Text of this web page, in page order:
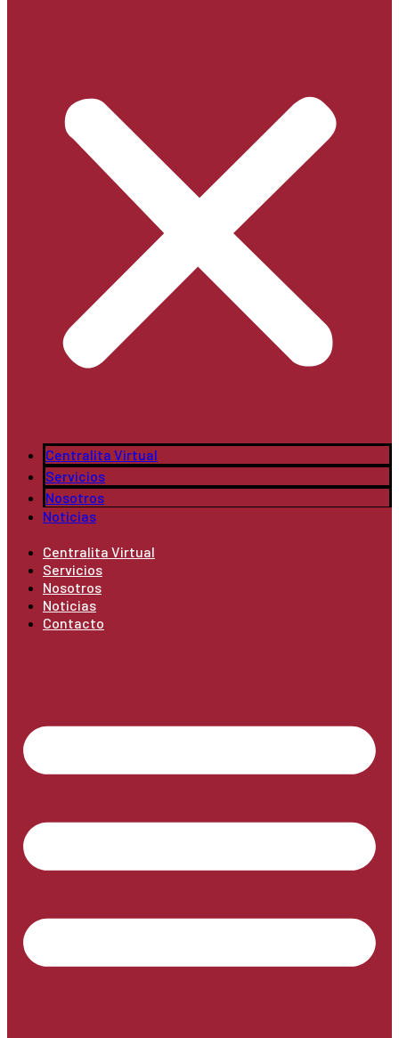
Centralita Virtual
Servicios
Nosotros
Noticias
Centralita Virtual
Servicios
Nosotros
Noticias
Contacto